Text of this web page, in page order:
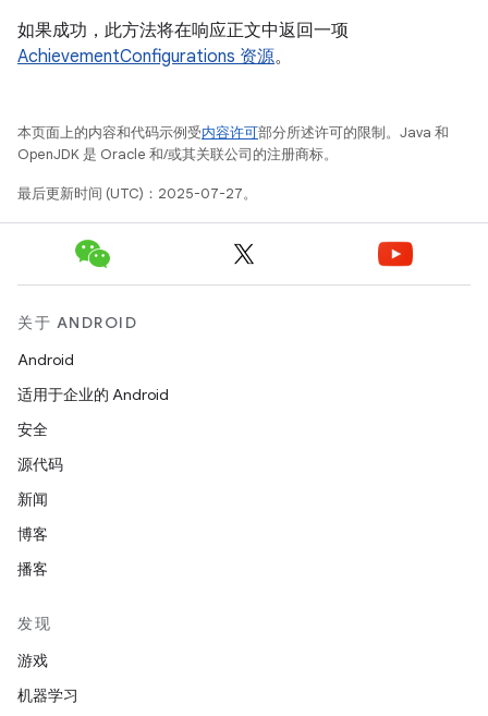
如果成功，此方法将在响应正文中返回一项
AchievementConfigurations 资源。
本页面上的内容和代码示例受内容许可部分所述许可的限制。Java 和
OpenJDK 是 Oracle 和/或其关联公司的注册商标。
最后更新时间 (UTC)：2025-07-27。
关于 ANDROID
Android
适用于企业的 Android
安全
源代码
新闻
博客
播客
发现
游戏
机器学习